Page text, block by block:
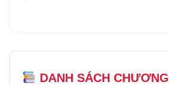
DANH SÁCH CHƯƠNG